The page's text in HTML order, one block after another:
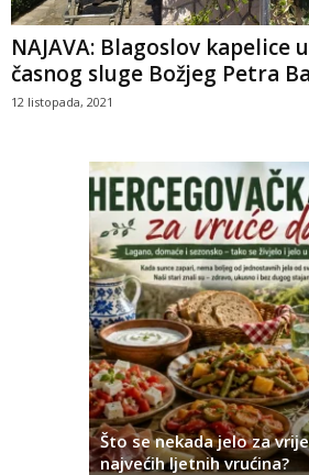
NAJAVA: Blagoslov kapelice
časnog sluge Božjeg Petra
12 listopada, 2021
Što se nekada jelo za
najvećih ljetnih vrućina?